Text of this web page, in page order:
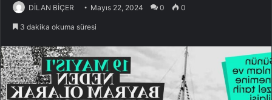
DİLAN BİÇER Mayıs 22, 2024 0 0
3 dakika okuma süresi